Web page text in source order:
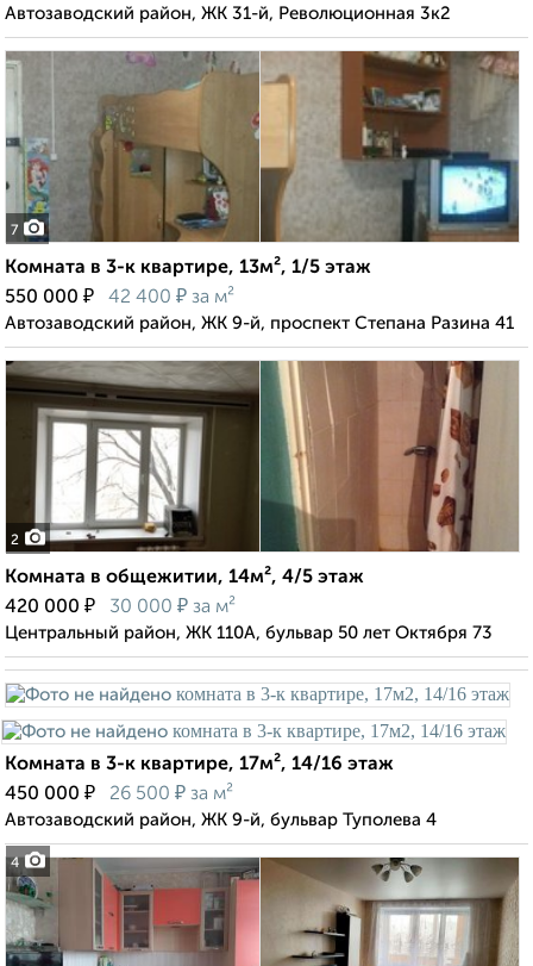
Автозаводский район, ЖК 31-й, Революционная 3к2
7
Комната в 3-к квартире, 13м², 1/5 этаж
550 000 ₽ 42 400 ₽ за м²
Автозаводский район, ЖК 9-й, проспект Степана Разина 41
2
Комната в общежитии, 14м², 4/5 этаж
420 000 ₽ 30 000 ₽ за м²
Центральный район, ЖК 110А, бульвар 50 лет Октября 73
4
Комната в 3-к квартире, 17м², 14/16 этаж
450 000 ₽ 26 500 ₽ за м²
Автозаводский район, ЖК 9-й, бульвар Туполева 4